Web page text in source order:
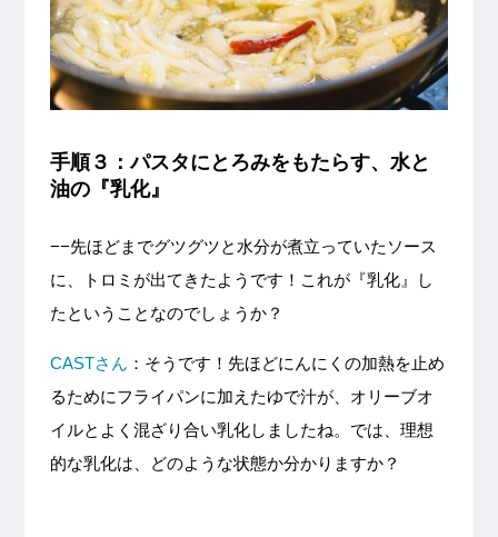
手順３：パスタにとろみをもたらす、水と
油の『乳化』
−−先ほどまでグツグツと水分が煮立っていたソース
に、トロミが出てきたようです！これが『乳化』し
たということなのでしょうか？
CASTさん ：そうです！先ほどにんにくの加熱を止め
るためにフライパンに加えたゆで汁が、オリーブオ
イルとよく混ざり合い乳化しましたね。では、理想
的な乳化は、どのような状態か分かりますか？